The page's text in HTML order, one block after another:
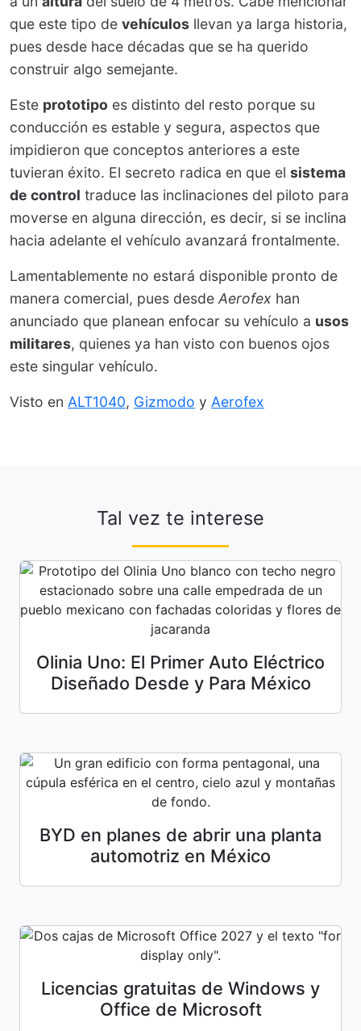
que este tipo de vehículos llevan ya larga historia,
pues desde hace décadas que se ha querido
construir algo semejante.
Este prototipo es distinto del resto porque su
conducción es estable y segura, aspectos que
impidieron que conceptos anteriores a este
tuvieran éxito. El secreto radica en que el sistema
de control traduce las inclinaciones del piloto para
moverse en alguna dirección, es decir, si se inclina
hacia adelante el vehículo avanzará frontalmente.
Lamentablemente no estará disponible pronto de
manera comercial, pues desde Aerofex han
anunciado que planean enfocar su vehículo a usos
militares, quienes ya han visto con buenos ojos
este singular vehículo.
Visto en ALT1040, Gizmodo y Aerofex
Tal vez te interese
Olinia Uno: El Primer Auto Eléctrico
Diseñado Desde y Para México
BYD en planes de abrir una planta
automotriz en México
Licencias gratuitas de Windows y
Office de Microsoft